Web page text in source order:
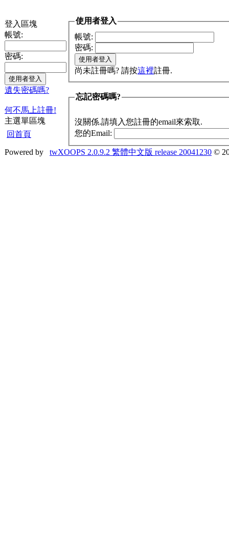
登入區塊
帳號:
密碼:
遺失密碼嗎?
何不馬上註冊!
主選單區塊
回首頁
使用者登入
帳號:
密碼:
尚未註冊嗎? 請按這裡註冊.
忘記密碼嗎?
沒關係.請填入您註冊的email來索取.
您的Email:
Powered by twXOOPS 2.0.9.2 繁體中文版 release 20041230 ©